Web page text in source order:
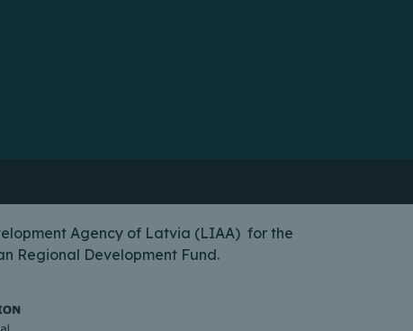
Agency of Latvia (LIAA) for the
Regional Development Fund.